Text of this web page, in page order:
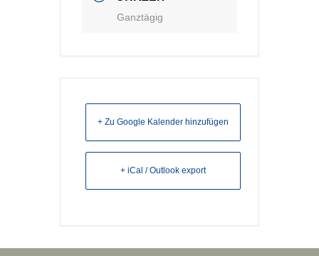
Ganztägig
+ Zu Google Kalender hinzufügen
+ iCal / Outlook export